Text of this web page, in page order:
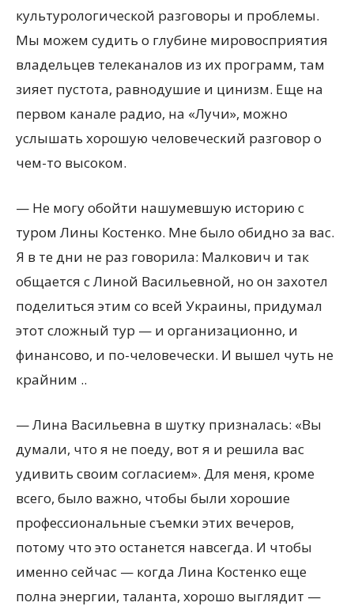
культурологической разговоры и проблемы.
Мы можем судить о глубине мировосприятия
владельцев телеканалов из их программ, там
зияет пустота, равнодушие и цинизм. Еще на
первом канале радио, на «Лучи», можно
услышать хорошую человеческий разговор о
чем-то высоком.
— Не могу обойти нашумевшую историю с
туром Лины Костенко. Мне было обидно за вас.
Я в те дни не раз говорила: Малкович и так
общается с Линой Васильевной, но он захотел
поделиться этим со всей Украины, придумал
этот сложный тур — и организационно, и
финансово, и по-человечески. И вышел чуть не
крайним ..
— Лина Васильевна в шутку призналась: «Вы
думали, что я не поеду, вот я и решила вас
удивить своим согласием». Для меня, кроме
всего, было важно, чтобы были хорошие
профессиональные съемки этих вечеров,
потому что это останется навсегда. И чтобы
именно сейчас — когда Лина Костенко еще
полна энергии, таланта, хорошо выглядит —